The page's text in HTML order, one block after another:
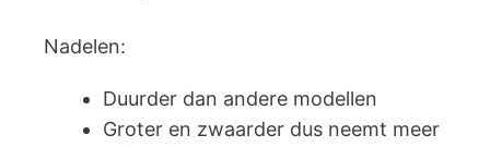
Nadelen:
Duurder dan andere modellen
Groter en zwaarder dus neemt meer